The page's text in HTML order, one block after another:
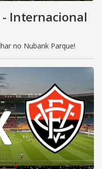
- Internacional
no Nubank Parque!